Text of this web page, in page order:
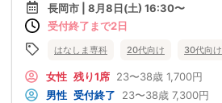
長岡市 | 8月8日(土) 16:30〜
受付終了まで2日
はなしま専科 20代向け 30代向け
女性 残り1席 23〜38歳 1,700円
男性 受付終了 23〜38歳 7,300円